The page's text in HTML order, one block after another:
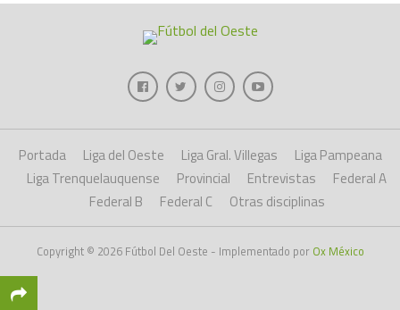
Portada Liga del Oeste Liga Gral. Villegas
Liga Pampeana
Liga Trenquelauquense
Provincial Entrevistas
Federal A
Federal B
Federal C Otras disciplinas
Copyright © 2026 Fútbol Del Oeste - Implementado por Ox México